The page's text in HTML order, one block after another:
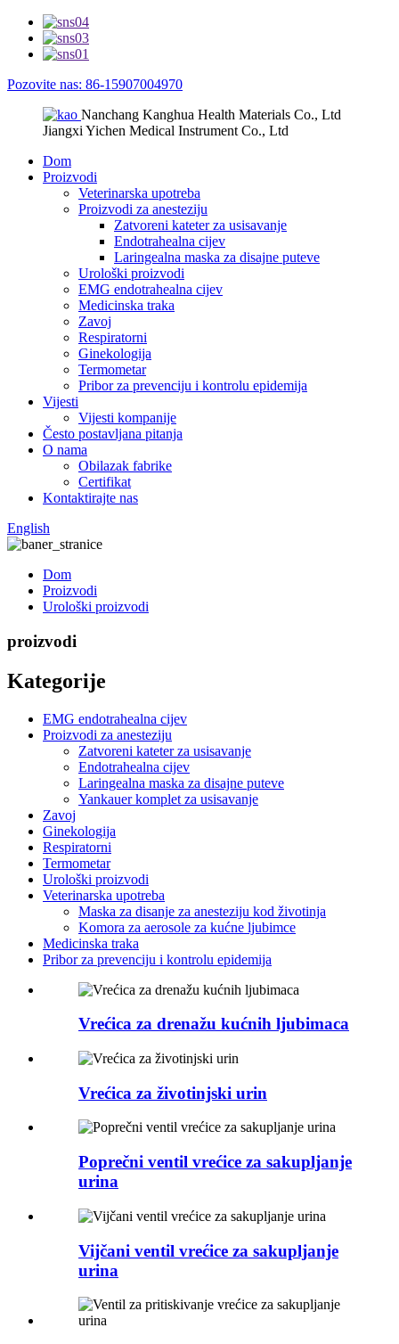
Pozovite nas: 86-15907004970
Nanchang Kanghua Health Materials Co., Ltd
Jiangxi Yichen Medical Instrument Co., Ltd
Dom
Proizvodi
Veterinarska upotreba
Proizvodi za anesteziju
Zatvoreni kateter za usisavanje
Endotrahealna cijev
Laringealna maska ​​za disajne puteve
Urološki proizvodi
EMG endotrahealna cijev
Medicinska traka
Zavoj
Respiratorni
Ginekologija
Termometar
Pribor za prevenciju i kontrolu epidemija
Vijesti
Vijesti kompanije
Često postavljana pitanja
O nama
Obilazak fabrike
Certifikat
Kontaktirajte nas
English
Dom
Proizvodi
Urološki proizvodi
proizvodi
Kategorije
EMG endotrahealna cijev
Proizvodi za anesteziju
Zatvoreni kateter za usisavanje
Endotrahealna cijev
Laringealna maska ​​za disajne puteve
Yankauer komplet za usisavanje
Zavoj
Ginekologija
Respiratorni
Termometar
Urološki proizvodi
Veterinarska upotreba
Maska za disanje za anesteziju kod životinja
Komora za aerosole za kućne ljubimce
Medicinska traka
Pribor za prevenciju i kontrolu epidemija
Vrećica za drenažu kućnih ljubimaca
Vrećica za životinjski urin
Poprečni ventil vrećice za sakupljanje
urina
Vijčani ventil vrećice za sakupljanje
urina